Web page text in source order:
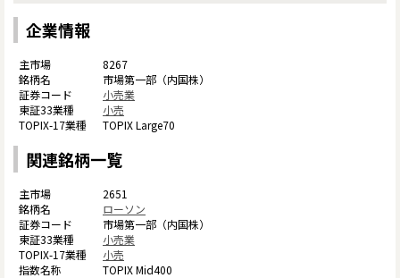
企業情報
8267
市場第一部（内国株）
小売業
小売
TOPIX Large70
関連銘柄一覧
2651
ローソン
市場第一部（内国株）
小売業
小売
TOPIX Mid400